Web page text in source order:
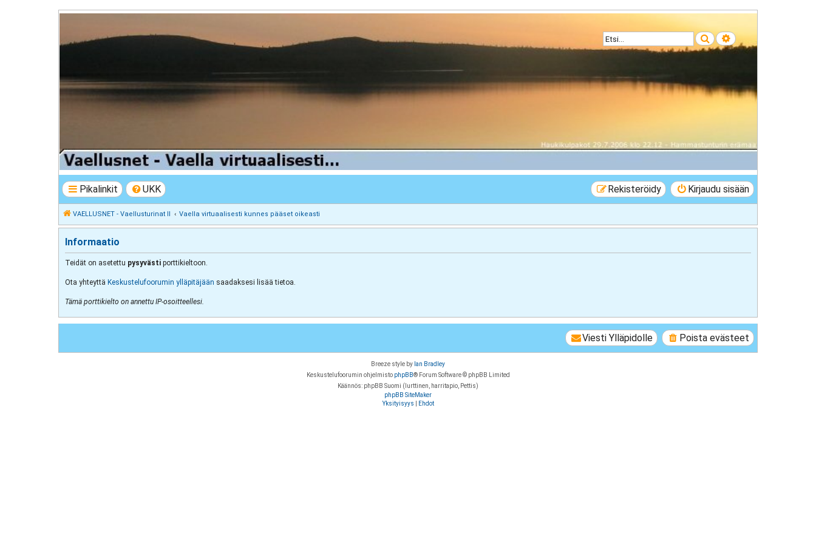
Etsi Tarkennettu haku
VAELLUSNET - Vaellusturinat II
Keskustelua vaeltamisesta ja Lapista
Pikalinkit UKK Kirjaudu sisään
Rekisteröidy
VAELLUSNET - Vaellusturinat II Vaella virtuaalisesti kunnes pääset oikeasti
Informaatio
Teidät on asetettu pysyvästi porttikieltoon.
Ota yhteyttä Keskustelufoorumin ylläpitäjään saadaksesi lisää tietoa.
Tämä porttikielto on annettu IP-osoitteellesi.
Poista evästeet
Viesti Ylläpidolle
Breeze style by Ian Bradley
Keskustelufoorumin ohjelmisto phpBB® Forum Software © phpBB Limited
Käännös: phpBB Suomi (lurttinen, harritapio, Pettis)
phpBB SiteMaker
Yksityisyys
Ehdot